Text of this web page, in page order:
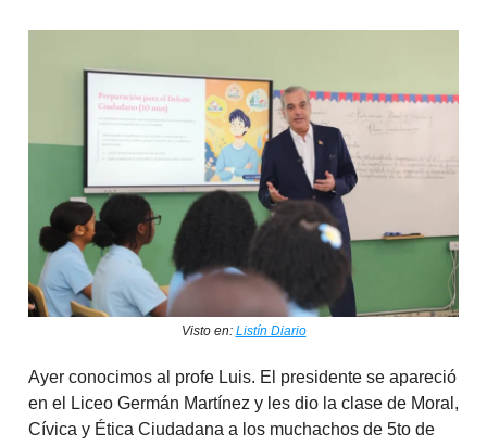
Visto en: Listín Diario
Ayer conocimos al profe Luis. El presidente se apareció
en el Liceo Germán Martínez y les dio la clase de Moral,
Cívica y Ética Ciudadana a los muchachos de 5to de